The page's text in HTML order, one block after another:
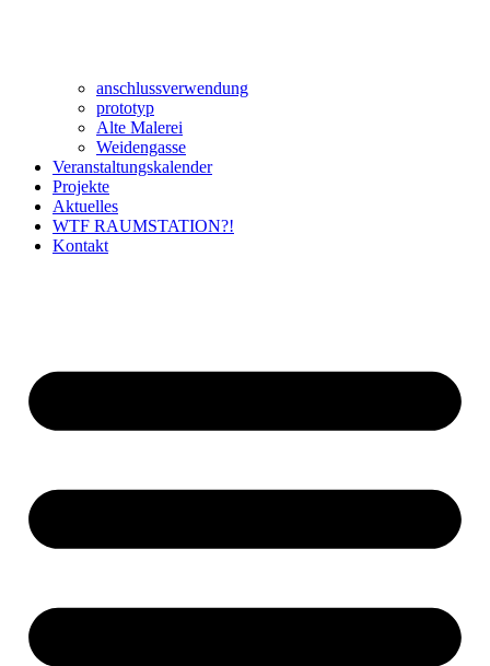
anschlussverwendung
prototyp
Alte Malerei
Weidengasse
Veranstaltungskalender
Projekte
Aktuelles
WTF RAUMSTATION?!
Kontakt